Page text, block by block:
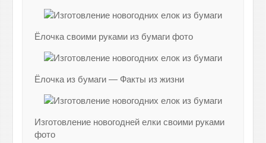
Ёлочка своими руками из бумаги фото
Ёлочка из бумаги — Факты из жизни
Изготовление новогодней елки своими руками
фото